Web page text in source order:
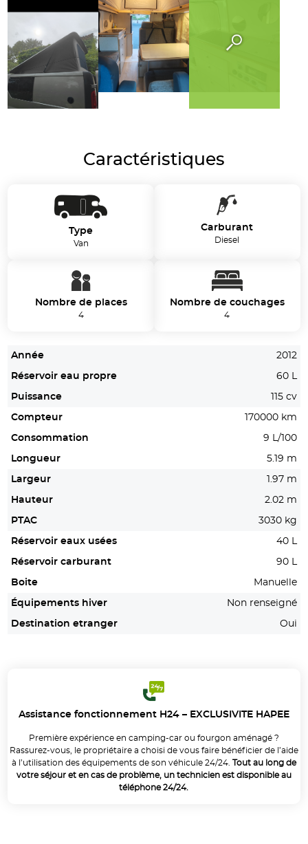
Caractéristiques
Type
Van
Carburant
Diesel
Nombre de places
4
Nombre de couchages
4
Année 2012
Réservoir eau propre 60 L
Puissance 115 cv
Compteur 170000 km
Consommation 9 L/100
Longueur 5.19 m
Largeur 1.97 m
Hauteur 2.02 m
PTAC 3030 kg
Réservoir eaux usées 40 L
Réservoir carburant 90 L
Boite Manuelle
Équipements hiver Non renseigné
Destination etranger Oui
Assistance fonctionnement H24 – EXCLUSIVITE HAPEE
Première expérience en camping-car ou fourgon aménagé ?
Rassurez-vous, le propriétaire a choisi de vous faire bénéficier de l’aide
à l’utilisation des équipements de son véhicule 24/24. Tout au long de
votre séjour et en cas de problème, un technicien est disponible au
téléphone 24/24.